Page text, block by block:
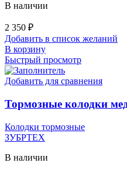
В наличии
2 350 ₽
Добавить в список желаний
В корзину
Быстрый просмотр
Добавить для сравнения
Тормозные колодки
Колодки тормозные
ЗУБРТЕХ
В наличии